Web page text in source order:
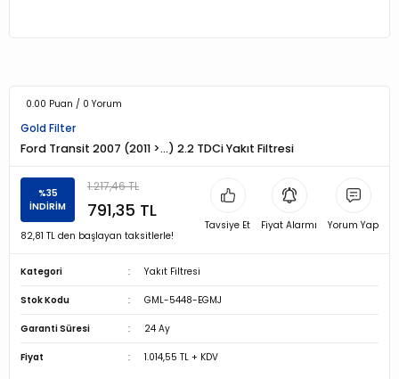
0.00 Puan / 0 Yorum
Gold Filter
Ford Transit 2007 (2011 >…) 2.2 TDCi Yakıt Filtresi
%35
İNDİRİM
1.217,46 TL
791,35 TL
82,81 TL den başlayan taksitlerle!
Tavsiye Et Fiyat Alarmı Yorum Yap
Kategori Yakıt Filtresi
Stok Kodu GML-5448-EGMJ
Garanti Süresi 24 Ay
Fiyat 1.014,55 TL + KDV